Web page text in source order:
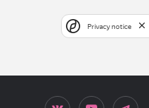
Privacy notice